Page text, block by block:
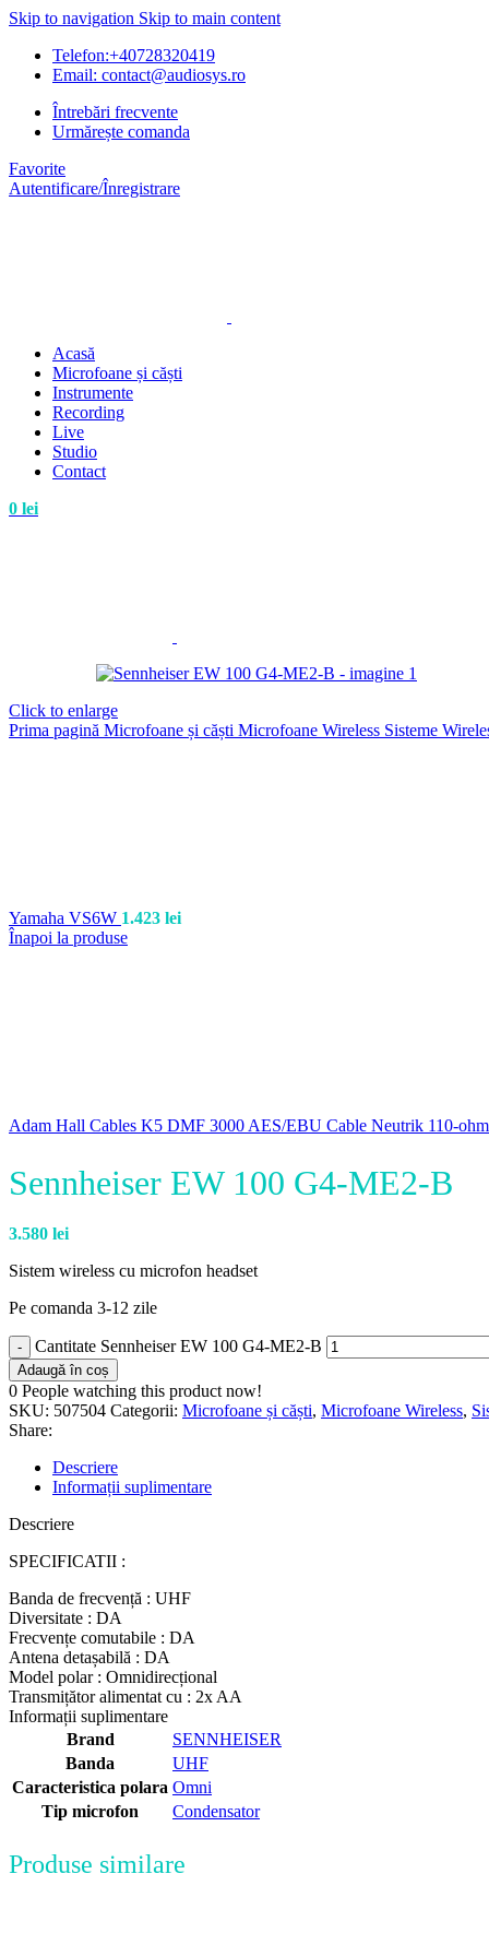
Skip to navigation Skip to main content
Telefon:+40728320419
Email: contact@audiosys.ro
Întrebări frecvente
Urmărește comanda
Favorite
Autentificare/Înregistrare
Acasă
Microfoane și căști
Instrumente
Recording
Live
Studio
Contact
0 lei
Click to enlarge
Prima pagină Microfoane și căști Microfoane Wireless Sisteme
Yamaha VS6W 1.423 lei
Înapoi la produse
Adam Hall Cables K5 DMF 3000 AES/EBU Cable Neutrik 110-
Sennheiser EW 100 G4-ME2-B
3.580 lei
Sistem wireless cu microfon headset
Pe comanda 3-12 zile
Cantitate Sennheiser EW 100 G4-ME2-B
Adaugă în coș
0 People watching this product now!
SKU: 507504 Categorii: Microfoane și căști, Microfoane Wireless,
Share:
Descriere
Informații suplimentare
Descriere
SPECIFICATII :
Banda de frecvență : UHF
Diversitate : DA
Frecvențe comutabile : DA
Antena detașabilă : DA
Model polar : Omnidirecțional
Transmițător alimentat cu : 2x AA
Informații suplimentare
Brand
SENNHEISER
Banda
UHF
Caracteristica polara Omni
Tip microfon
Condensator
Produse similare